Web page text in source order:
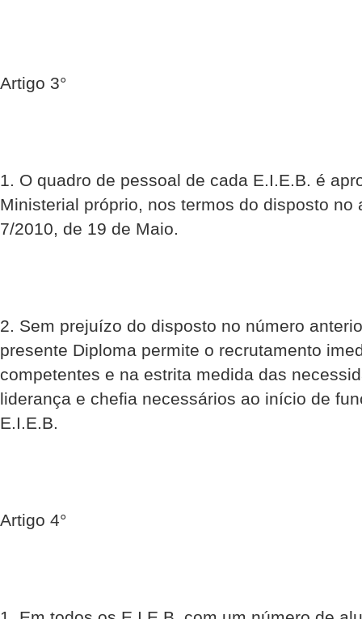
Artigo 3°
1. O quadro de pessoal de cada E.I.E.B. é
Ministerial próprio, nos termos do disposto no
7/2010, de 19 de Maio.
2. Sem prejuízo do disposto no número
presente Diploma permite o recrutamento
competentes e na estrita medida das
liderança e chefia necessários ao início de
E.I.E.B.
Artigo 4°